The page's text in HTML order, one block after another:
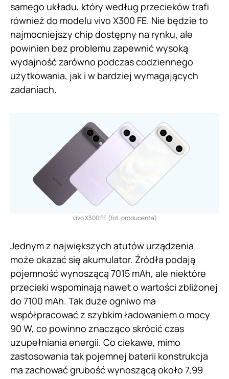
samego układu, który według przecieków trafi
również do modelu vivo X300 FE. Nie będzie to
najmocniejszy chip dostępny na rynku, ale
powinien bez problemu zapewnić wysoką
wydajność zarówno podczas codziennego
użytkowania, jak i w bardziej wymagających
zadaniach.
vivo X300 FE (fot. producenta)
Jednym z największych atutów urządzenia
może okazać się akumulator. Źródła podają
pojemność wynoszącą 7015 mAh, ale niektóre
przecieki wspominają nawet o wartości zbliżonej
do 7100 mAh. Tak duże ogniwo ma
współpracować z szybkim ładowaniem o mocy
90 W, co powinno znacząco skrócić czas
uzupełniania energii. Co ciekawe, mimo
zastosowania tak pojemnej baterii konstrukcja
ma zachować grubość wynoszącą około 7,99